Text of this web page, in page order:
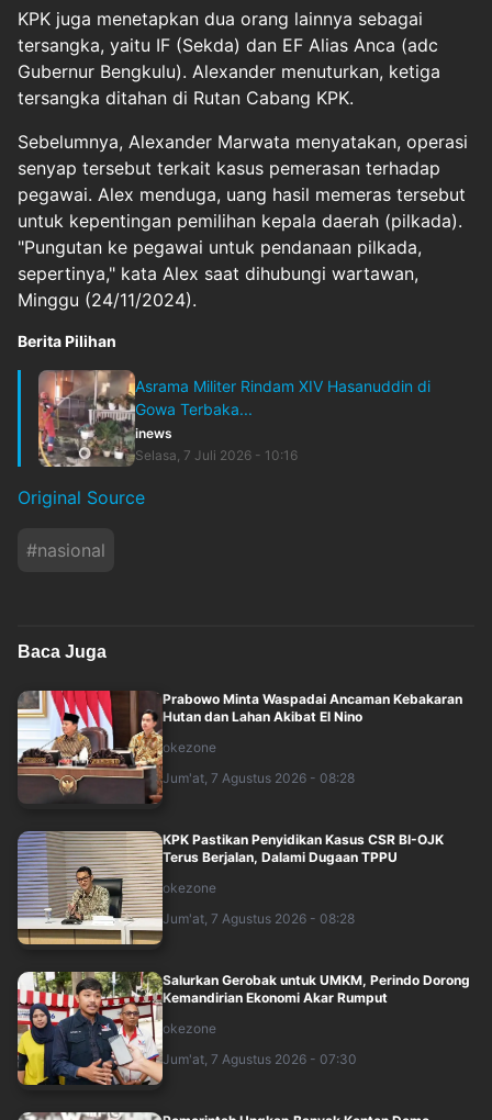
KPK juga menetapkan dua orang lainnya sebagai
tersangka, yaitu IF (Sekda) dan EF Alias Anca (adc
Gubernur Bengkulu). Alexander menuturkan, ketiga
tersangka ditahan di Rutan Cabang KPK.
Sebelumnya, Alexander Marwata menyatakan, operasi
senyap tersebut terkait kasus pemerasan terhadap
pegawai. Alex menduga, uang hasil memeras tersebut
untuk kepentingan pemilihan kepala daerah (pilkada).
"Pungutan ke pegawai untuk pendanaan pilkada,
sepertinya," kata Alex saat dihubungi wartawan,
Minggu (24/11/2024).
Berita Pilihan
Asrama Militer Rindam XIV Hasanuddin di
Gowa Terbaka...
inews
Selasa, 7 Juli 2026 - 10:16
Original Source
#nasional
Baca Juga
Prabowo Minta Waspadai Ancaman Kebakaran
Hutan dan Lahan Akibat El Nino
okezone
Jum'at, 7 Agustus 2026 - 08:28
KPK Pastikan Penyidikan Kasus CSR BI-OJK
Terus Berjalan, Dalami Dugaan TPPU
okezone
Jum'at, 7 Agustus 2026 - 08:28
Salurkan Gerobak untuk UMKM, Perindo Dorong
Kemandirian Ekonomi Akar Rumput
okezone
Jum'at, 7 Agustus 2026 - 07:30